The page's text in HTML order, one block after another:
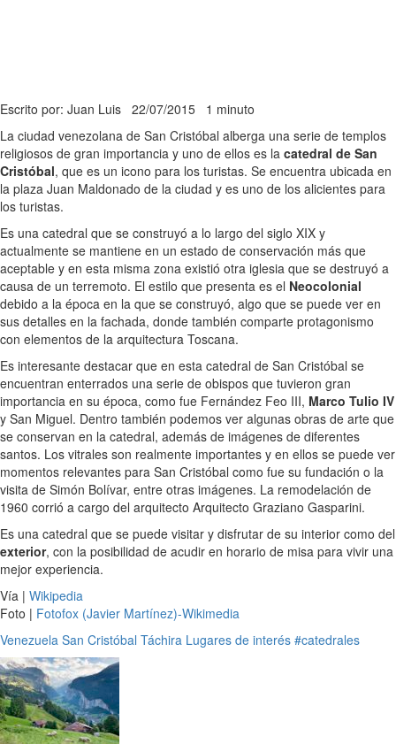
Escrito por: Juan Luis 22/07/2015 1 minuto
La ciudad venezolana de San Cristóbal alberga una serie de templos
religiosos de gran importancia y uno de ellos es la catedral de San
Cristóbal, que es un icono para los turistas. Se encuentra ubicada en
la plaza Juan Maldonado de la ciudad y es uno de los alicientes para
los turistas.
Es una catedral que se construyó a lo largo del siglo XIX y
actualmente se mantiene en un estado de conservación más que
aceptable y en esta misma zona existió otra iglesia que se destruyó a
causa de un terremoto. El estilo que presenta es el Neocolonial
debido a la época en la que se construyó, algo que se puede ver en
sus detalles en la fachada, donde también comparte protagonismo
con elementos de la arquitectura Toscana.
Es interesante destacar que en esta catedral de San Cristóbal se
encuentran enterrados una serie de obispos que tuvieron gran
importancia en su época, como fue Fernández Feo III, Marco Tulio IV
y San Miguel. Dentro también podemos ver algunas obras de arte que
se conservan en la catedral, además de imágenes de diferentes
santos. Los vitrales son realmente importantes y en ellos se puede ver
momentos relevantes para San Cristóbal como fue su fundación o la
visita de Simón Bolívar, entre otras imágenes. La remodelación de
1960 corrió a cargo del arquitecto Arquitecto Graziano Gasparini.
Es una catedral que se puede visitar y disfrutar de su interior como del
exterior, con la posibilidad de acudir en horario de misa para vivir una
mejor experiencia.
Vía | Wikipedia
Foto | Fotofox (Javier Martínez)-Wikimedia
Venezuela San Cristóbal Táchira Lugares de interés #catedrales